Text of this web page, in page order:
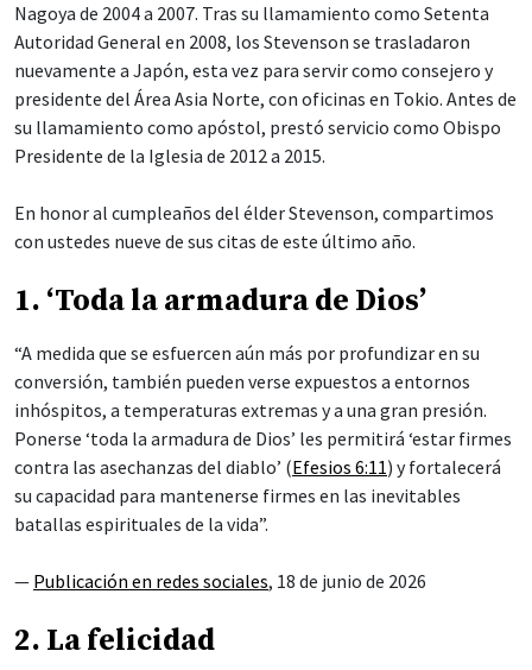
Nagoya de 2004 a 2007. Tras su llamamiento como Setenta
Autoridad General en 2008, los Stevenson se trasladaron
nuevamente a Japón, esta vez para servir como consejero y
presidente del Área Asia Norte, con oficinas en Tokio. Antes de
su llamamiento como apóstol, prestó servicio como Obispo
Presidente de la Iglesia de 2012 a 2015.
En honor al cumpleaños del élder Stevenson, compartimos
con ustedes nueve de sus citas de este último año.
1. ‘Toda la armadura de Dios’
“A medida que se esfuercen aún más por profundizar en su
conversión, también pueden verse expuestos a entornos
inhóspitos, a temperaturas extremas y a una gran presión.
Ponerse ‘toda la armadura de Dios’ les permitirá ‘estar firmes
contra las asechanzas del diablo’ (Efesios 6:11) y fortalecerá
su capacidad para mantenerse firmes en las inevitables
batallas espirituales de la vida”.
— Publicación en redes sociales, 18 de junio de 2026
2. La felicidad